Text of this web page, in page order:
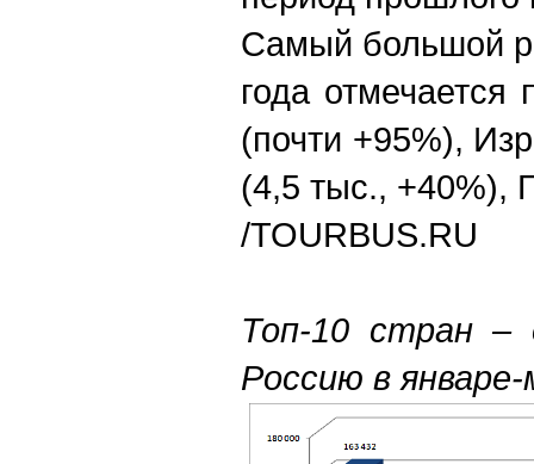
Самый большой
года
(почти +95%),
(4,5 тыс., +40%),
/TOURBUS.RU
Топ-10 стран –
Россию в